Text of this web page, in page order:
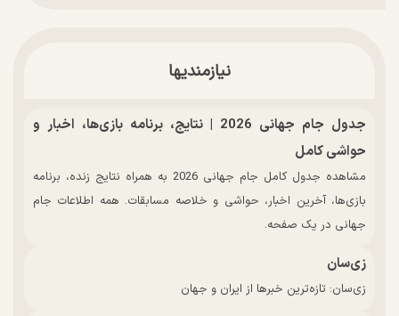
نیازمندیها
جدول جام جهانی 2026 | نتایج، برنامه بازی‌ها، اخبار و
حواشی کامل
مشاهده جدول کامل جام جهانی 2026 به همراه نتایج زنده، برنامه
بازی‌ها، آخرین اخبار، حواشی و خلاصه مسابقات. همه اطلاعات جام
جهانی در یک صفحه.
زی‌سان
زی‌سان: تازه‌ترین خبرها از ایران و جهان